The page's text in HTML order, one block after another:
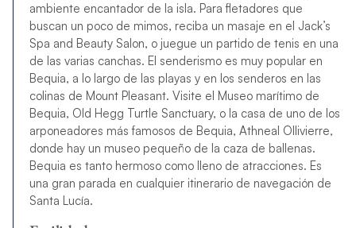
ambiente encantador de la isla. Para fletadores que
buscan un poco de mimos, reciba un masaje en el Jack’s
Spa and Beauty Salon, o juegue un partido de tenis en una
de las varias canchas. El senderismo es muy popular en
Bequia, a lo largo de las playas y en los senderos en las
colinas de Mount Pleasant. Visite el Museo marítimo de
Bequia, Old Hegg Turtle Sanctuary, o la casa de uno de los
arponeadores más famosos de Bequia, Athneal Ollivierre,
donde hay un museo pequeño de la caza de ballenas.
Bequia es tanto hermoso como lleno de atracciones. Es
una gran parada en cualquier itinerario de navegación de
Santa Lucía.